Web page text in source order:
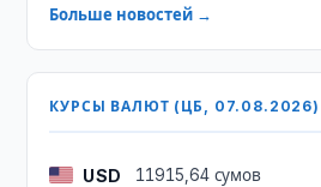
Больше новостей →
КУРСЫ ВАЛЮТ (ЦБ, 07.08.2026)
USD 11915,64 сумов